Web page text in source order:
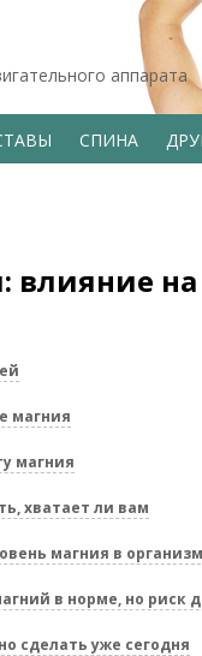
аппарата
СПИНА
на
магния
магния
хватает ли вам
магния в
в норме, но риск
сделать уже сегодня